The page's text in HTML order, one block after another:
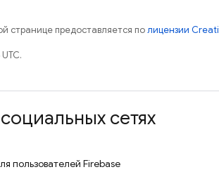
странице предоставляется полицензии
сетях
пользователей Firebase